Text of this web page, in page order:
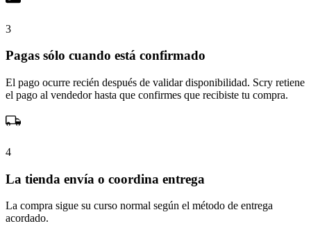
3
Pagas sólo cuando está confirmado
El pago ocurre recién después de validar disponibilidad. Scry retiene
el pago al vendedor hasta que confirmes que recibiste tu compra.
4
La tienda envía o coordina entrega
La compra sigue su curso normal según el método de entrega
acordado.